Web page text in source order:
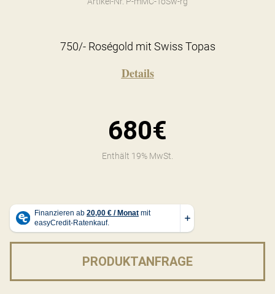
750/- Roségold mit Swiss Topas
Details
680€
Enthält 19% MwSt.
PRODUKTANFRAGE